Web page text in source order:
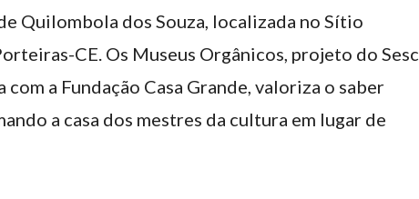
Quilombola dos Souza, localizada no Sítio
CE. Os Museus Orgânicos, projeto do Sesc
com a Fundação Casa Grande, valoriza o saber
a casa dos mestres da cultura em lugar de